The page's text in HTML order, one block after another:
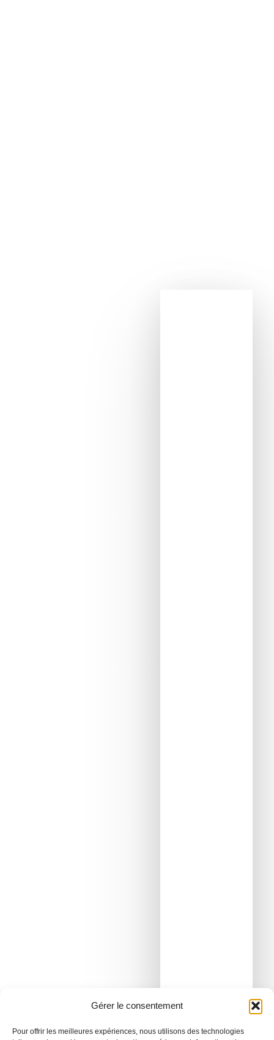
Gérer le consentement
Pour offrir les meilleures expériences, nous utilisons des technologies